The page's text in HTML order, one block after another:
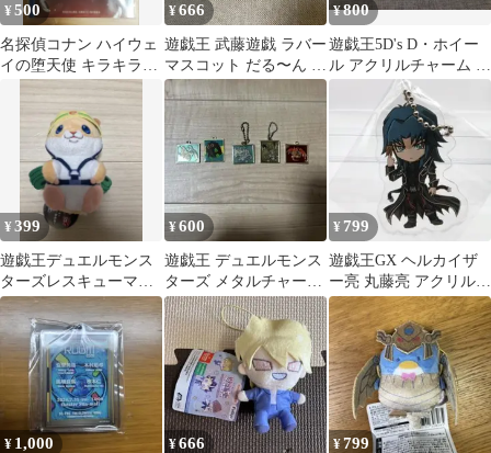
¥500
名探偵コナン ハイウェ
イの堕天使 キラキラア
クリルキーチェーン
江戸川コナン
¥666
遊戯王 武藤遊戯 ラバー
マスコット だる〜ん ス
トラップ 2種セット
¥800
遊戯王5D's D・ホイー
ル アクリルチャーム デ
ルタ・イーグル
¥399
遊戯王デュエルモンス
ターズレスキューマス
コットキーホルダーラ
ット
¥600
遊戯王 デュエルモンス
ターズ メタルチャーム
5種セット
¥ 799
遊戯王GX ヘルカイザ
ー亮 丸藤亮 アクリルキ
ーホルダー アニメプラ
ザ カフェ
¥ 1,000 ¥666 ¥799